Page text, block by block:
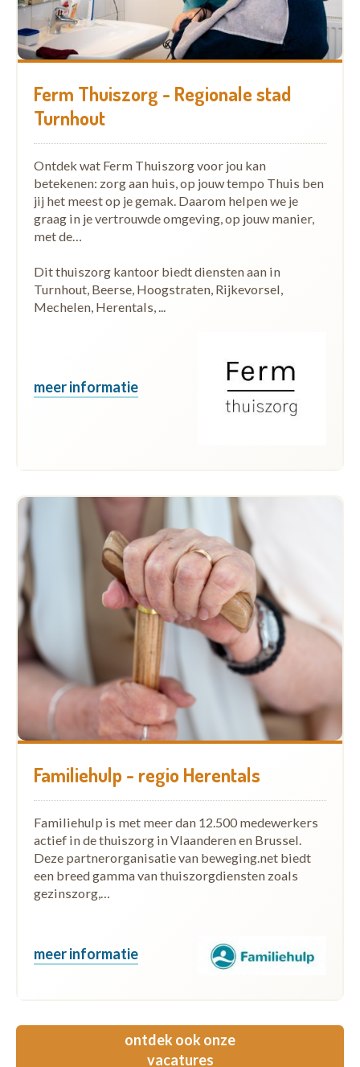
Ferm Thuiszorg - Regionale stad
Turnhout
Ontdek wat Ferm Thuiszorg voor jou kan
betekenen: zorg aan huis, op jouw tempo Thuis ben
jij het meest op je gemak. Daarom helpen we je
graag in je vertrouwde omgeving, op jouw manier,
met de…
Dit thuiszorg kantoor biedt diensten aan in
Turnhout, Beerse, Hoogstraten, Rijkevorsel,
Mechelen, Herentals, ...
meer informatie
Familiehulp - regio Herentals
Familiehulp is met meer dan 12.500 medewerkers
actief in de thuiszorg in Vlaanderen en Brussel.
Deze partnerorganisatie van beweging.net biedt
een breed gamma van thuiszorgdiensten zoals
gezinszorg,…
meer informatie
ontdek ook onze
vacatures